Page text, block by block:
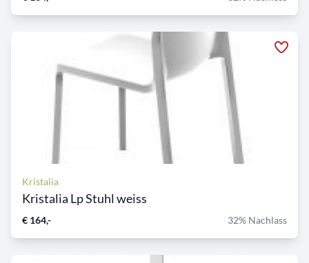
Kristalia
Kristalia Lp Stuhl weiss
€ 164,- 32% Nachlass